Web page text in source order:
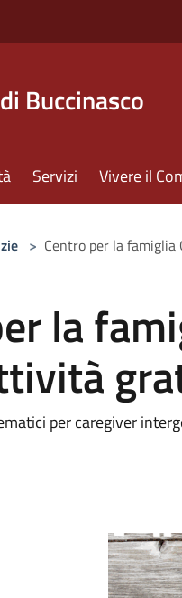
Buccinasco
Servizi Vivere il
> Centro per la
la
per caregiver